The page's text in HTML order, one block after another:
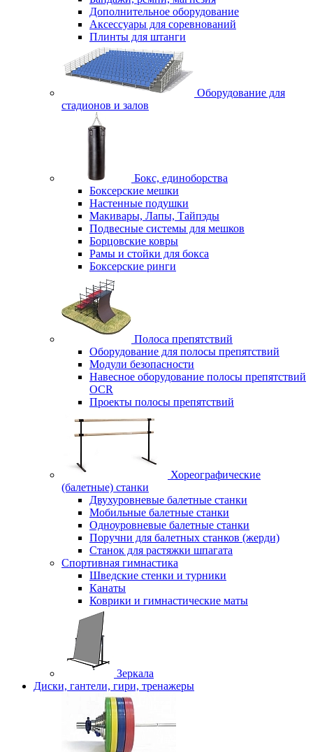
Дополнительное оборудование
Аксессуары для соревнований
Плинты для штанги
Оборудование для
стадионов и залов
Бокс, единоборства
Боксерские мешки
Настенные подушки
Макивары, Лапы, Тайпэды
Подвесные системы для мешков
Борцовские ковры
Рамы и стойки для бокса
Боксерские ринги
Полоса препятствий
Оборудование для полосы препятствий
Модули безопасности
Навесное оборудование полосы препятствий
OCR
Проекты полосы препятствий
Хореографические
(балетные) станки
Двухуровневые балетные станки
Мобильные балетные станки
Одноуровневые балетные станки
Поручни для балетных станков (жерди)
Станок для растяжки шпагата
Спортивная гимнастика
Шведские стенки и турники
Канаты
Коврики и гимнастические маты
Зеркала
Диски, гантели, гири, тренажеры